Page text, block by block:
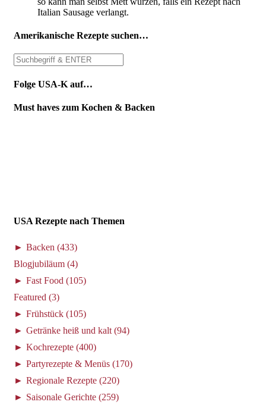
Italian Sausage verlangt.
Amerikanische Rezepte suchen…
Folge USA-K auf…
Must haves zum Kochen & Backen
USA Rezepte nach Themen
► Backen (433)
Blogjubiläum (4)
► Fast Food (105)
Featured (3)
► Frühstück (105)
► Getränke heiß und kalt (94)
► Kochrezepte (400)
► Partyrezepte & Menüs (170)
► Regionale Rezepte (220)
► Saisonale Gerichte (259)